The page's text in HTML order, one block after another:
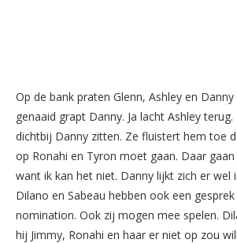
Op de bank praten Glenn, Ashley en
genaaid grapt Danny. Ja lacht Ashley
dichtbij Danny zitten. Ze fluistert hem toe
op Ronahi en Tyron moet gaan. Daar
want ik kan het niet. Danny lijkt zich er wel
Dilano en Sabeau hebben ook een
nomination. Ook zij mogen mee spelen.
hij Jimmy, Ronahi en haar er niet op zou